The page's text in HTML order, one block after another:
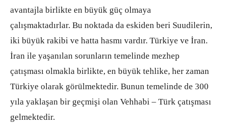
avantajla birlikte en büyük güç olmaya
çalışmaktadırlar. Bu noktada da eskiden beri Suudilerin,
iki büyük rakibi ve hatta hasmı vardır. Türkiye ve İran.
İran ile yaşanılan sorunların temelinde mezhep
çatışması olmakla birlikte, en büyük tehlike, her zaman
Türkiye olarak görülmektedir. Bunun temelinde de 300
yıla yaklaşan bir geçmişi olan Vehhabi – Türk çatışması
gelmektedir.